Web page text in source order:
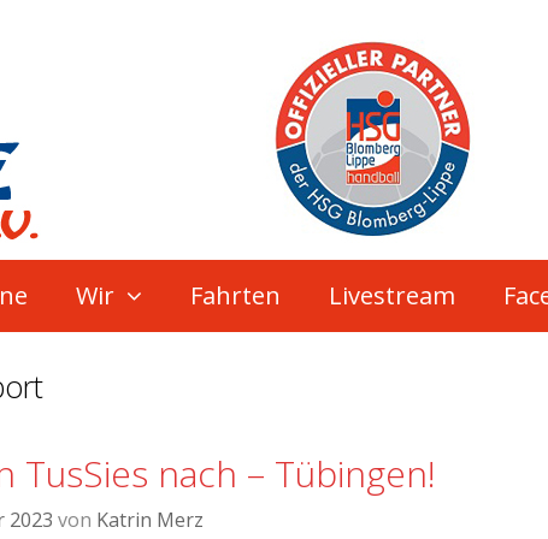
Wir Fahrten Livestream
TusSies nach – Tübingen!
2023 von Katrin Merz